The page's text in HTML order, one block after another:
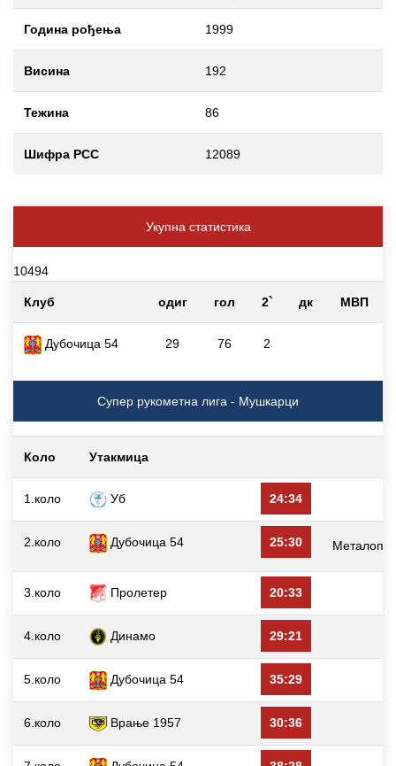
Година рођења 1999
Висина 192
Тежина 86
Шифра РСС 12089
Укупна статистика
10494
Клуб одиг гол 2` дк МВП
Дубочица 54 29 76 2
Супер рукометна лига - Мушкарци
Коло Утакмица
1.коло Уб 24:34
2.коло Дубочица 54 25:30
3.коло Пролетер 20:33
4.коло Динамо 29:21
5.коло Дубочица 54 35:29
6.коло Врање 1957 30:36